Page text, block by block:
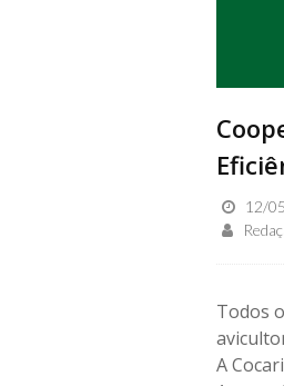
12/
Todos
A